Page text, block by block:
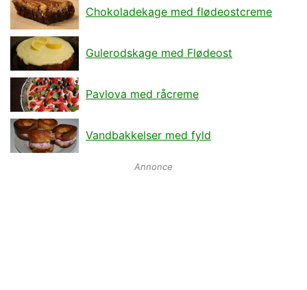
Chokoladekage med flødeostcreme
Gulerodskage med Flødeost
Pavlova med råcreme
Vandbakkelser med fyld
Annonce